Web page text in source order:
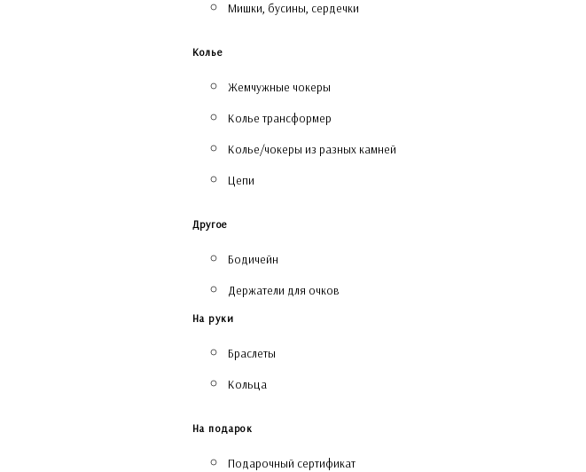
Мишки, бусины, сердечки
Колье
Жемчужные чокеры
Колье трансформер
Колье/чокеры из разных камней
Цепи
Другое
Бодичейн
Держатели для очков
На руки
Браслеты
Кольца
На подарок
Подарочный сертификат